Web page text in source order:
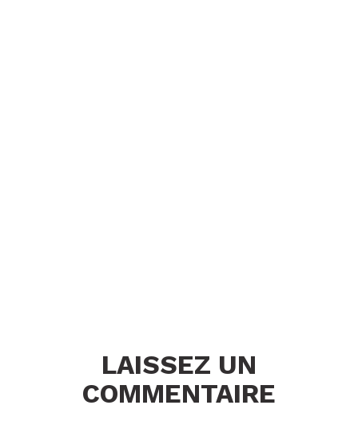
LAISSEZ UN
COMMENTAIRE